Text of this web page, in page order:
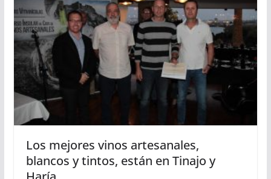
Los mejores vinos artesanales,
blancos y tintos, están en Tinajo y